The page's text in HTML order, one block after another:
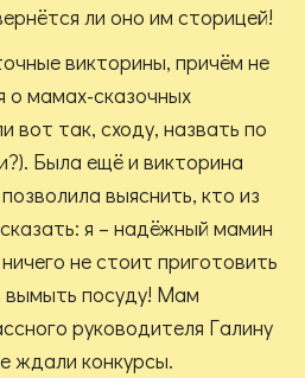
ли оно им сторицей!
викторины, причём не
о мамах-сказочных
вот так, сходу, назвать по
Была ещё и викторина
выяснить, кто из
я – надёжный мамин
не стоит приготовить
вымыть посуду! Мам
руководителя Галину
ждали конкурсы.